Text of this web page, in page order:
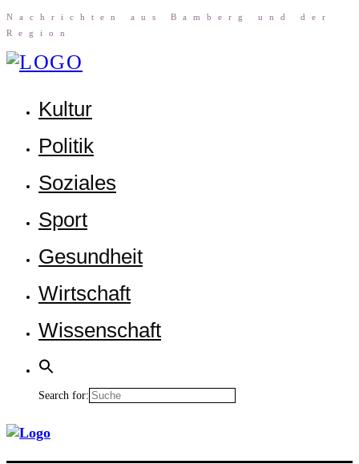
Nach­rich­ten aus Bam­berg und der
Region
Kul­tur
Poli­tik
Sozia­les
Sport
Gesund­heit
Wirt­schaft
Wis­sen­schaft
Search for: